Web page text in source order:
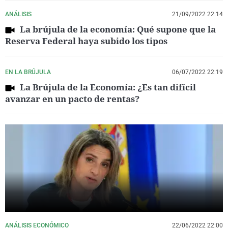
ANÁLISIS 21/09/2022 22:14
La brújula de la economía: Qué supone que la
Reserva Federal haya subido los tipos
EN LA BRÚJULA 06/07/2022 22:19
La Brújula de la Economía: ¿Es tan difícil
avanzar en un pacto de rentas?
ANÁLISIS ECONÓMICO 22/06/2022 22:00